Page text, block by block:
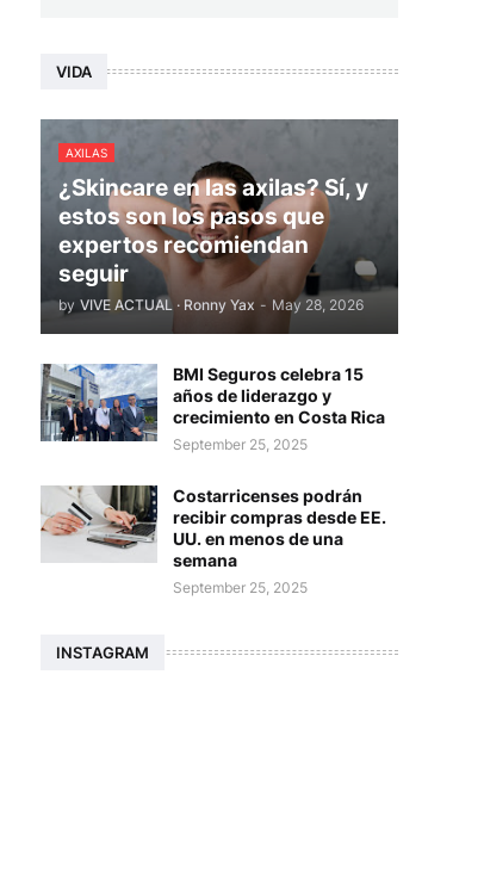
VIDA
AXILAS
¿Skincare en las axilas? Sí, y
estos son los pasos que
expertos recomiendan
seguir
by VIVE ACTUAL · Ronny Yax - May 28, 2026
BMI Seguros celebra 15
años de liderazgo y
crecimiento en Costa Rica
September 25, 2025
Costarricenses podrán
recibir compras desde EE.
UU. en menos de una
semana
September 25, 2025
INSTAGRAM